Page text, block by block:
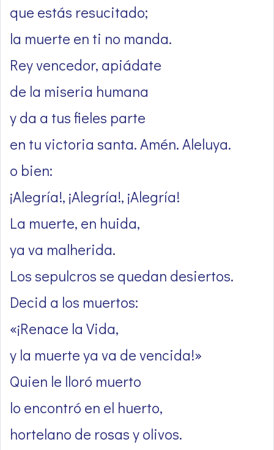
que estás resucitado;
la muerte en ti no manda.
Rey vencedor, apiádate
de la miseria humana
y da a tus fieles parte
en tu victoria santa. Amén. Aleluya.
o bien:
¡Alegría!, ¡Alegría!, ¡Alegría!
La muerte, en huida,
ya va malherida.
Los sepulcros se quedan desiertos.
Decid a los muertos:
«¡Renace la Vida,
y la muerte ya va de vencida!»
Quien le lloró muerto
lo encontró en el huerto,
hortelano de rosas y olivos.